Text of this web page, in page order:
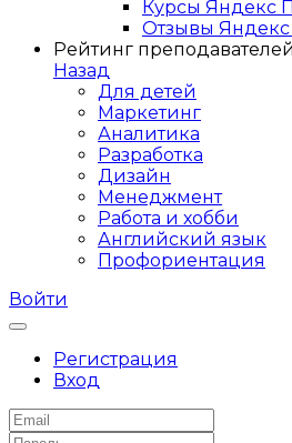
Курсы Яндекс
Отзывы
Рейтинг преподавателей
Назад
Для детей
Маркетинг
Аналитика
Разработка
Дизайн
Менеджмент
Работа и хобби
Английский язык
Профориентация
Войти
Регистрация
Вход